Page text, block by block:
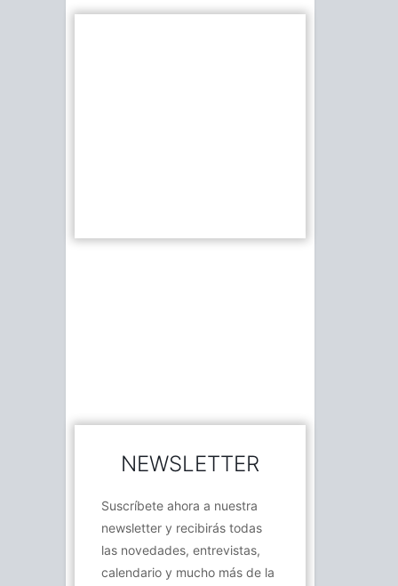
NEWSLETTER
Suscríbete ahora a nuestra
newsletter y recibirás todas
las novedades, entrevistas,
calendario y mucho más de la